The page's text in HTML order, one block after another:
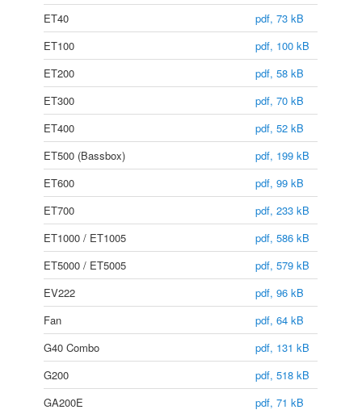
ET40
pdf, 73 kB
ET100
pdf, 100 kB
ET200
pdf, 58 kB
ET300
pdf, 70 kB
ET400
pdf, 52 kB
ET500 (Bassbox)
pdf, 199 kB
ET600
pdf, 99 kB
ET700
pdf, 233 kB
ET1000 / ET1005
pdf, 586 kB
ET5000 / ET5005
pdf, 579 kB
EV222
pdf, 96 kB
Fan
pdf, 64 kB
G40 Combo
pdf, 131 kB
G200
pdf, 518 kB
GA200E
pdf, 71 kB